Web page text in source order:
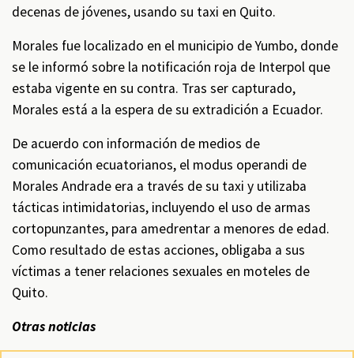
decenas de jóvenes, usando su taxi en Quito.
Morales fue localizado en el municipio de Yumbo, donde
se le informó sobre la notificación roja de Interpol que
estaba vigente en su contra. Tras ser capturado,
Morales está a la espera de su extradición a Ecuador.
De acuerdo con información de medios de
comunicación ecuatorianos, el modus operandi de
Morales Andrade era a través de su taxi y utilizaba
tácticas intimidatorias, incluyendo el uso de armas
cortopunzantes, para amedrentar a menores de edad.
Como resultado de estas acciones, obligaba a sus
víctimas a tener relaciones sexuales en moteles de
Quito.
Otras noticias